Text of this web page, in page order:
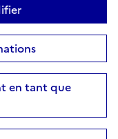
en tant que